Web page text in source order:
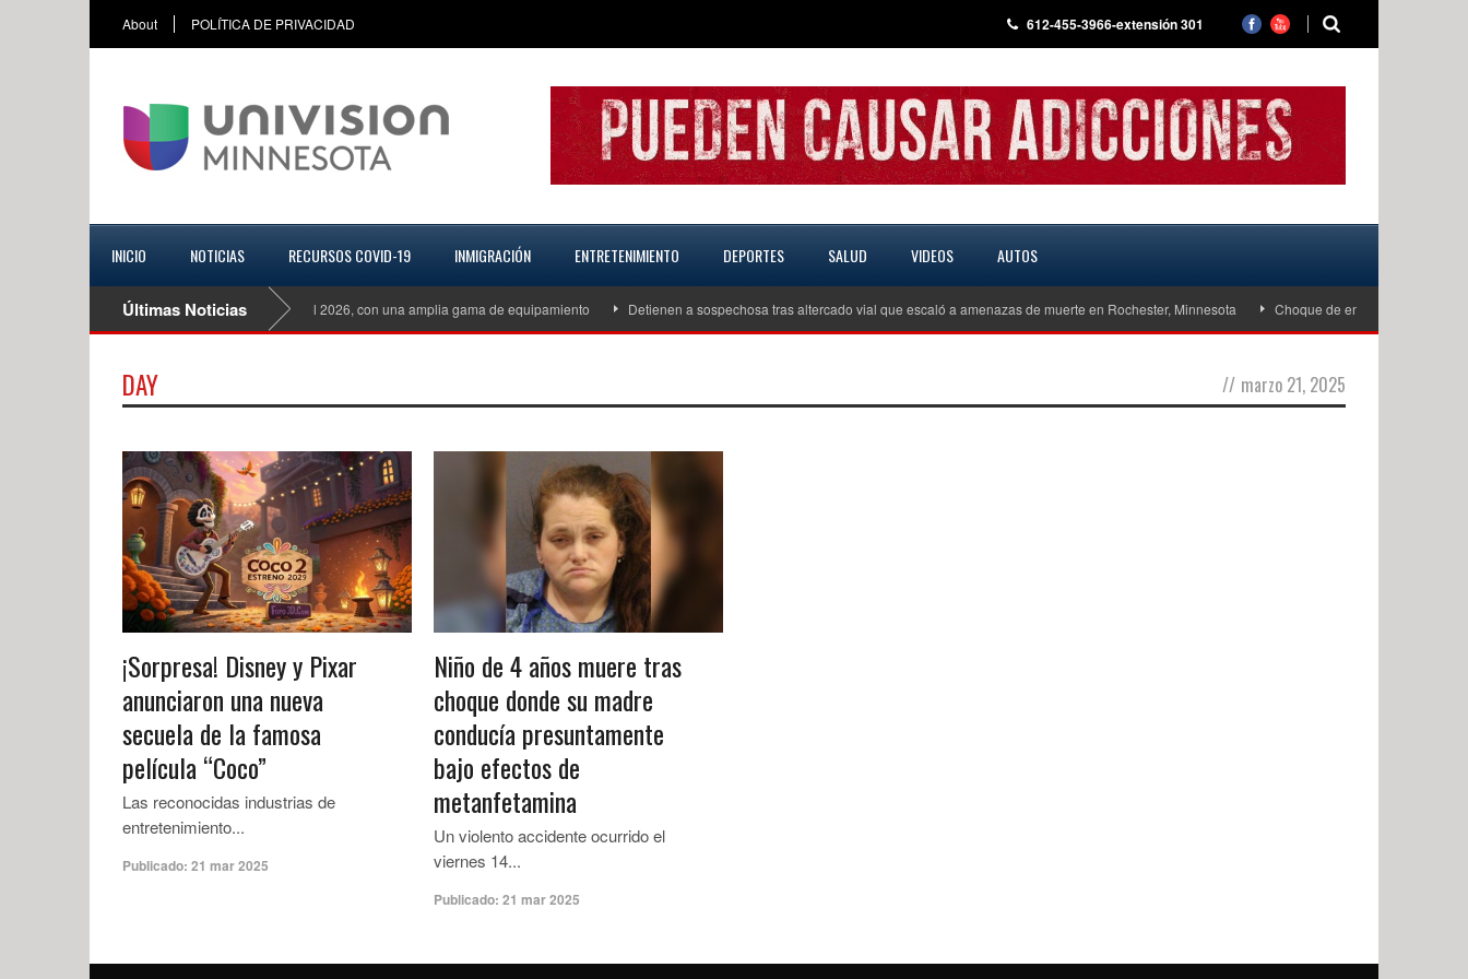
About POLÍTICA DE PRIVACIDAD 612-455-3966-extensión 301
INICIO NOTICIAS RECURSOS COVID-19 INMIGRACIÓN ENTRETENIMIENTO DEPORTES SALUD VIDEOS AUTOS
Últimas Noticias
Mazda CX 70 Turbo S Premiun Plus del 2026, con una amplia gama de equipamiento Detienen a sospechosa tras altercado vial que escaló a amenazas de muerte en Rochester, Minnesota Choque de embarcaciones en
DAY // marzo 21, 2025
¡Sorpresa! Disney y Pixar
anunciaron una nueva
secuela de la famosa
película “Coco”
Las reconocidas industrias de
entretenimiento...
Publicado: 21 mar 2025
Niño de 4 años muere tras
choque donde su madre
conducía presuntamente
bajo efectos de
metanfetamina
Un violento accidente ocurrido el
viernes 14...
Publicado: 21 mar 2025